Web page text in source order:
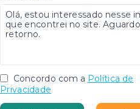
Concordo com a Política de
Privacidade